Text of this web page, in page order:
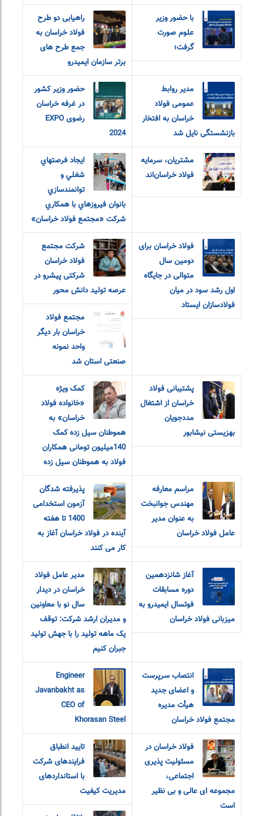
با حضور وزیر
علوم صورت
گرفت؛
راهیابی دو طرح
فولاد خراسان به
جمع طرح های
برتر سازمان ایمیدرو
مدیر روابط
عمومی فولاد
خراسان به افتخار
بازنشستگی نایل شد
حضور وزیر کشور
در غرفه خراسان
رضوی EXPO
2024
مشتریان، سرمایه
فولاد خراسان‌اند
ايجاد فرصتهاي
شغلي و
توانمندسازي
بانوان فيروزهاي با همکاري
شرکت «مجتمع فولاد خراسان»
فولاد خراسان برای
دومین سال
متوالی در جایگاه
اول رشد سود در میان
فولادسازان ایستاد
شرکت مجتمع
فولاد خراسان
شرکتی پیشرو در
عرصه تولید دانش محور
مجتمع فولاد
خراسان بار دیگر
واحد نمونه
صنعتی استان شد
پشتیبانی فولاد
خراسان از اشتغال
مددجویان
بهزیستی نیشابور
کمک ویژه
«خانواده فولاد
خراسان» به
هموطنان سیل زده کمک
140میلیون تومانی همکاران
فولاد به هموطنان سیل زده
مراسم معارفه
مهندس جوانبخت
به عنوان مدیر
عامل فولاد خراسان
پذیرفته شدگان
آزمون استخدامی
1400 تا هفته
آینده در فولاد خراسان آغاز به
کار می کنند
آغاز شانزدهمین
دوره مسابقات
فوتسال ایمیدرو به
میزبانی فولاد خراسان
مدير عامل فولاد
خراسان در ديدار
سال نو با معاونين
و مديران ارشد شرکت: توقف
یک ماهه تولید را با جهش تولید
جبران کنیم
انتصاب سرپرست
و اعضای جدید
هیأت مدیره
مجتمع فولاد خراسان
Engineer
Javanbakht as
CEO of
Khorasan Steel
فولاد خراسان در
مسئولیت پذیری
اجتماعی،
مجموعه ای عالی و بی نظیر
است
تایید انطباق
فرایندهای شرکت
با استانداردهای
مدیریت کیفیت